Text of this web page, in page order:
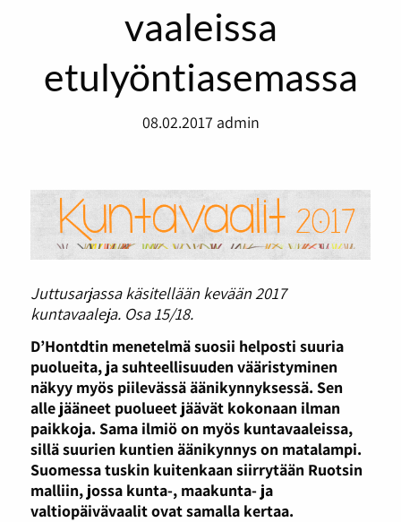
vaaleissa
etulyöntiasemassa
08.02.2017 admin
Juttusarjassa käsitellään kevään 2017
kuntavaaleja. Osa 15/18.
D’Hontdtin menetelmä suosii helposti suuria
puolueita, ja suhteellisuuden vääristyminen
näkyy myös piilevässä äänikynnyksessä. Sen
alle jääneet puolueet jäävät kokonaan ilman
paikkoja. Sama ilmiö on myös kuntavaaleissa,
sillä suurien kuntien äänikynnys on matalampi.
Suomessa tuskin kuitenkaan siirrytään Ruotsin
malliin, jossa kunta-, maakunta- ja
valtiopäivävaalit ovat samalla kertaa.